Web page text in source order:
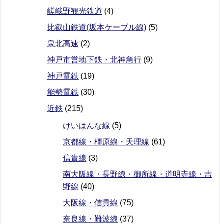
嵯峨野観光鉄道 (4)
比叡山鉄道(坂本ケーブル線) (5)
泉北高速 (2)
神戸市営地下鉄・北神急行 (9)
神戸電鉄 (19)
能勢電鉄 (30)
近鉄 (215)
けいはんな線 (5)
京都線・橿原線・天理線 (61)
信貴線 (3)
南大阪線・長野線・御所線・道明寺線・吉
野線 (40)
大阪線・信貴線 (75)
奈良線・難波線 (37)